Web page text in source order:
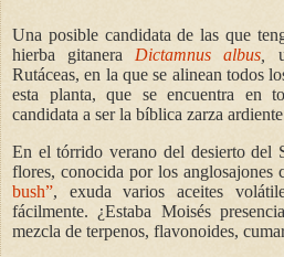
Una posible candidata de las que
hierba gitanera Dictamnus albus
Rutáceas, en la que se alinean todos
esta planta, que se encuentra en
candidata a ser la bíblica zarza
En el tórrido verano del desierto del
flores, conocida por los anglosajones
bush”, exuda varios aceites
fácilmente. ¿Estaba Moisés
mezcla de terpenos, flavonoides,